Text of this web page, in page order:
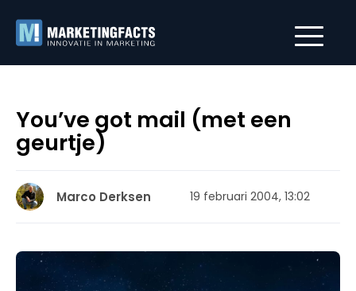
You’ve got mail (met een
geurtje)
Marco Derksen 19 februari 2004, 13:02